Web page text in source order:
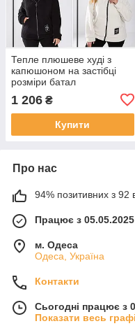
Тепле плюшеве худі з
капюшоном на застібці
розміри батал
1 206 ₴
Купити
Про нас
94% позитивних з 92
Працює з 05.05.2025
м. Одеса
Одеса, Україна
Контакти
Сьогодні працює з
Показати весь